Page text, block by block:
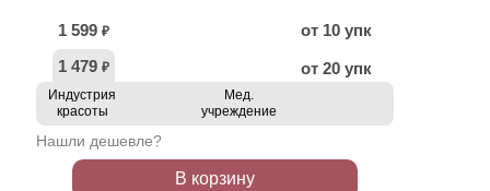
1 599 ₽
от 10 упк
1 479 ₽ от 20 упк
Индустрия
красоты
Мед.
учреждение
Нашли дешевле?
В корзину